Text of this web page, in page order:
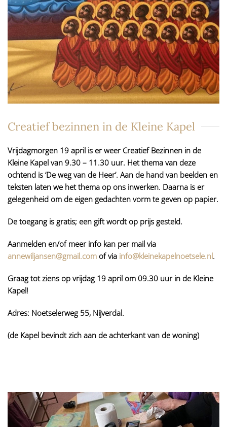
Creatief bezinnen in de Kleine Kapel
Vrijdagmorgen 19 april is er weer Creatief Bezinnen in de
Kleine Kapel van 9.30 – 11.30 uur. Het thema van deze
ochtend is ‘De weg van de Heer’. Aan de hand van beelden en
teksten laten we het thema op ons inwerken. Daarna is er
gelegenheid om de eigen gedachten vorm te geven op papier.
De toegang is gratis; een gift wordt op prijs gesteld.
Aanmelden en/of meer info kan per mail via
annewiljansen@gmail.com of via info@kleinekapelnoetsele.nl.
Graag tot ziens op vrijdag 19 april om 09.30 uur in de Kleine
Kapel!
Adres: Noetselerweg 55, Nijverdal.
(de Kapel bevindt zich aan de achterkant van de woning)